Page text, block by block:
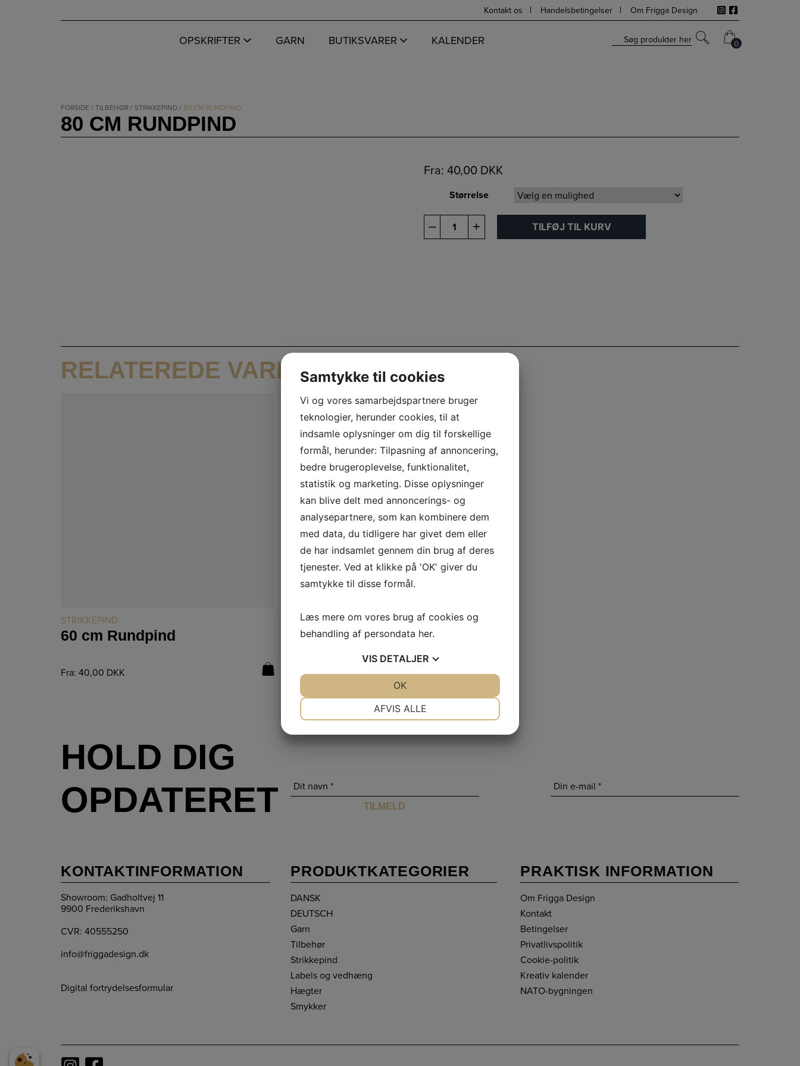
Kontakt os Handelsbetingelser Om Frigga Design
OPSKRIFTER GARN BUTIKSVARER KALENDER Søg produkter her 0
0
FORSIDE /TILBEHØR/ STRIKKEPIND/ 80 CM RUNDPIND
80 CM RUNDPIND
Fra: 40,00 DKK
Størrelse
–
cm
+ TILFØJ TIL KURV
RELATEREDE VARER
STRIKKEPIND
60 cm Rundpind
Fra: 40,00 DKK
LÆS MERE
STRIKKEPIND
40 cm Rundpind
Fra:35,00DKK
HOLD DIG
OPDATERET
KONTAKTINFORMATION
Showroom: Gadholtvej 11
9900 Frederikshavn
CVR: 40555250
info@friggadesign.dk
Digital fortrydelsesformular
PRODUKTKATEGORIER
DANSK
DEUTSCH
Garn
Tilbehør
Strikkepind
Labels og vedhæng
Hægter
Smykker
PRAKTISK INFORMATION
Om Frigga Design
Kontakt
Betingelser
Privatlivspolitik
Cookie-politik
Kreativ kalender
NATO-bygningen
Samtykke til cookies
Vi og vores samarbejdspartnere bruger
teknologier, herunder cookies, til at
indsamle oplysninger om dig til forskellige
formål, herunder: Tilpasning af annoncering,
bedre brugeroplevelse, funktionalitet,
statistik og marketing. Disse oplysninger
kan blive delt med annoncerings- og
analysepartnere, som kan kombinere dem
med data, du tidligere har givet dem eller
de har indsamlet gennem din brug af deres
tjenester. Ved at klikke på 'OK' giver du
samtykke til disse formål.
Læs mere om vores brug af cookies og
behandling af persondata her.
VIS DETALJER
AFVIS ALLE
OK